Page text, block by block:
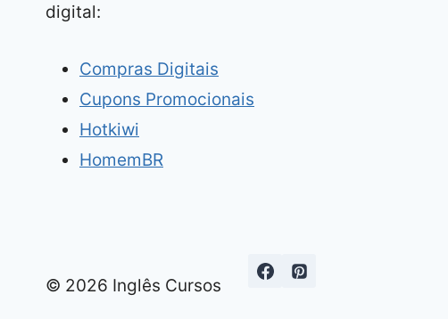
digital:
Compras Digitais
Cupons Promocionais
Hotkiwi
HomemBR
© 2026 Inglês Cursos